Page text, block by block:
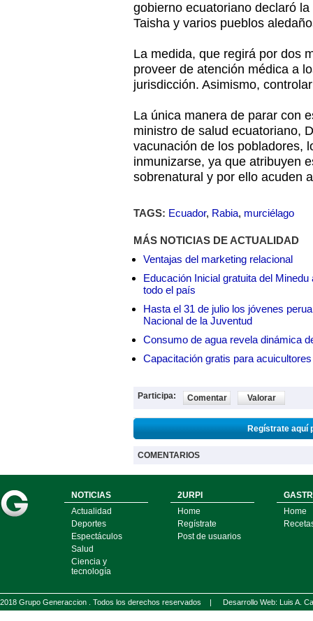
gobierno ecuatoriano declaró
Taisha y varios pueblos
La medida, que regirá por dos
proveer de atención médica a
jurisdicción. Asimismo,
La única manera de parar con
ministro de salud ecuatoriano,
vacunación de los pobladores,
inmunizarse, ya que atribuyen
sobrenatural y por ello acuden
TAGS: Ecuador, Rabia, murciélago
MÁS NOTICIAS DE ACTUALIDAD
Ventajas del marketing relacional
Educación Inicial gratuita del
todo el país
Hasta el 31 de julio los jóvenes
Nacional de la Juventud
Consumo de agua revela dinámica
Capacitación gratis para
Participa: Comentar Valorar
Regístrate aquí
COMENTARIOS
NOTICIAS
Actualidad
Deportes
Espectáculos
Salud
Ciencia y
tecnología
2URPI
Home
Regístrate
Post de usuarios
Home
2018 Grupo Generaccion . Todos los derechos reservados | Desarrollo Web: Luis